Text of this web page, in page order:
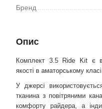
Бренд
Опис
Комплект 3.5 Ride Kit є
якості в аматорському
У джерсі
тканина з повітряними
комфорту райдера, а